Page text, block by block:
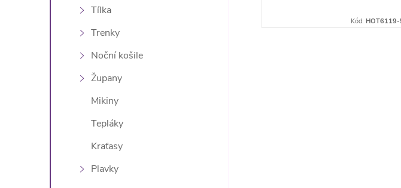
Tílka
Trenky
Noční košile
Župany
Mikiny
Tepláky
Kraťasy
Plavky
k
Kód: